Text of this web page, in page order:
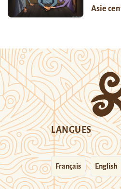
Asie
LANGUES
Français English